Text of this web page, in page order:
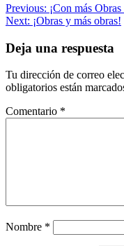
Navegación
de
entradas
Previous: ¡Con más
Next: ¡Obras y más obras!
Deja una respuesta
Tu dirección de correo
obligatorios están
Comentario *
Nombre *